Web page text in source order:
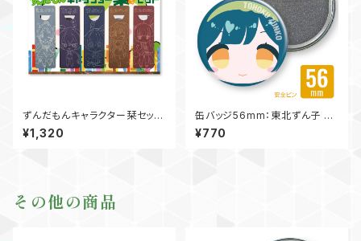
ずんだもんキャラクター栞セット
LCS-BMK-ZM02
¥1,320
缶バッジ56mm：東北ずん子 LC
S-KB-AP56ZK05
¥770
その他の商品